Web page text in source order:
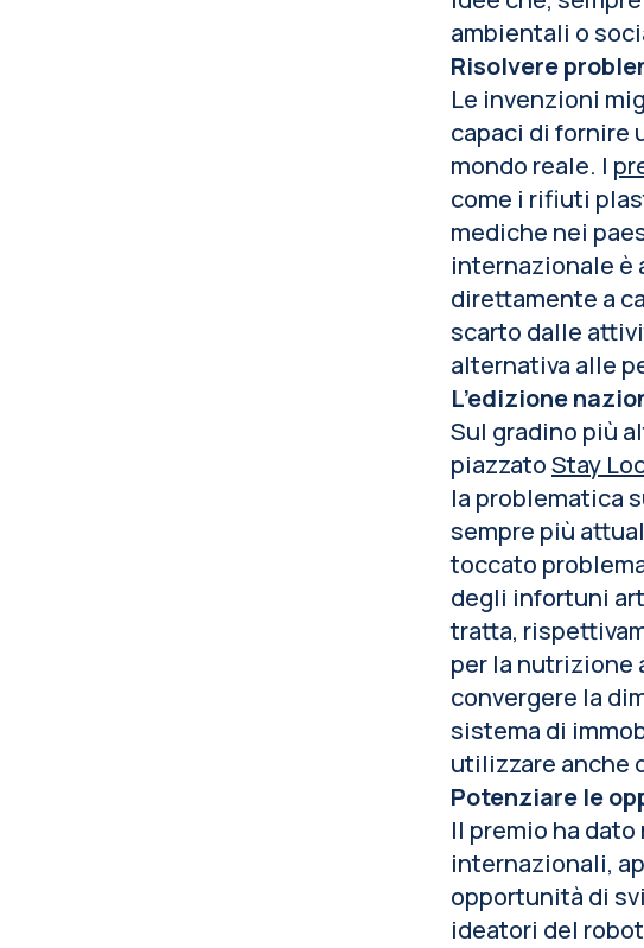
ambientali o
Risolvere
Le invenzioni
capaci di fornire
mondo reale. I
come i rifiuti
mediche nei
internazionale è
direttamente a
scarto dalle
alternativa alle
L’edizione
Sul gradino più
piazzatoStay
la problematica
sempre più
toccato
degli infortuni
tratta,
per la nutrizione
convergere la
sistema di
utilizzare anche
Potenziare le
Il premio ha
internazionali,
opportunità di
ideatori del